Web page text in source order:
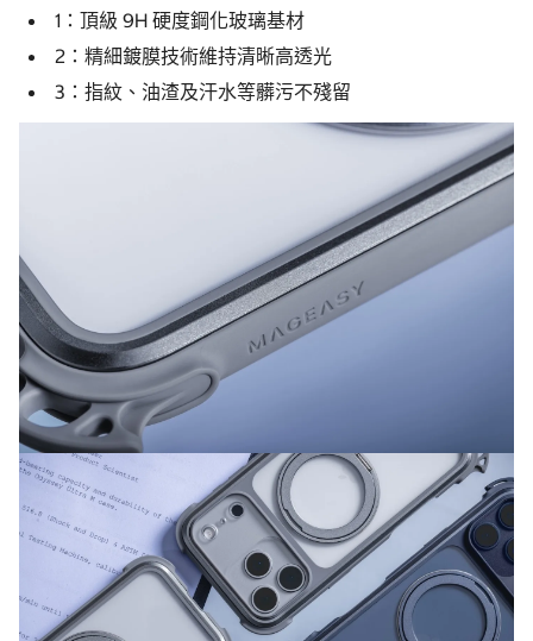
1：頂級 9H 硬度鋼化玻璃基材
2：精細鍍膜技術維持清晰高透光
3：指紋、油渣及汗水等髒污不殘留